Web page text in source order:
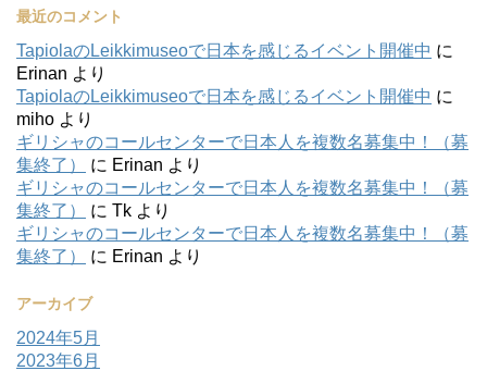
最近のコメント
TapiolaのLeikkimuseoで日本を感じるイベント開催中 に
Erinan より
TapiolaのLeikkimuseoで日本を感じるイベント開催中 に
miho より
ギリシャのコールセンターで日本人を複数名募集中！（募
集終了）
に Erinan より
ギリシャのコールセンターで日本人を複数名募集中！（募
集終了）
に Tk より
ギリシャのコールセンターで日本人を複数名募集中！（募
集終了）
に Erinan より
アーカイブ
2024年5月
2023年6月